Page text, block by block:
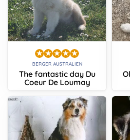
BERGER AUSTRALIEN
The fantastic day Du
Coeur De Loumay